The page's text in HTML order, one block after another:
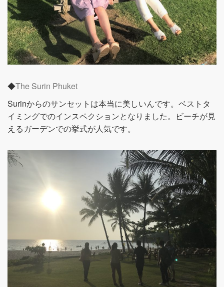
◆The Surin Phuket
Surinからのサンセットは本当に美しいんです。ベストタ
イミングでのインスペクションとなりました。ビーチが見
えるガーデンでの挙式が人気です。